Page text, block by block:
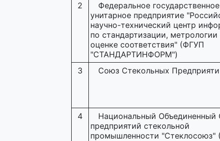
2
Федеральное государственное
унитарное предприятие
научно-технический центр
по стандартизации, метрологии
оценке соответствия" (ФГУП
"СТАНДАРТИНФОРМ")
3
Союз Стекольных
4
Национальный Объединенный
предприятий стекольной
промышленности "Стеклосоюз"